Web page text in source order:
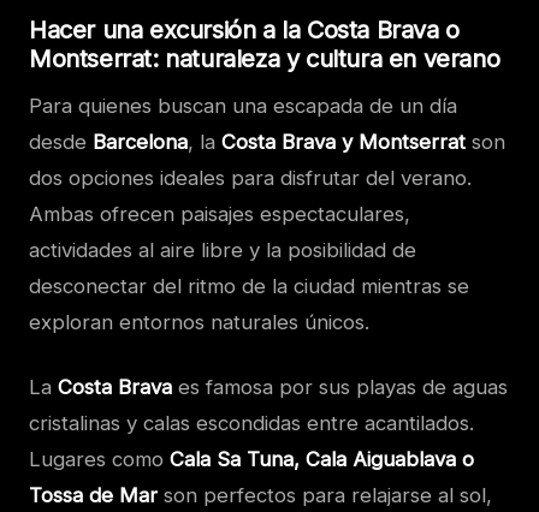
Hacer una excursión a la Costa Brava o
Montserrat: naturaleza y cultura en verano
Para quienes buscan una escapada de un día
desde Barcelona, la Costa Brava y Montserrat son
dos opciones ideales para disfrutar del verano.
Ambas ofrecen paisajes espectaculares,
actividades al aire libre y la posibilidad de
desconectar del ritmo de la ciudad mientras se
exploran entornos naturales únicos.
La Costa Brava es famosa por sus playas de aguas
cristalinas y calas escondidas entre acantilados.
Lugares como Cala Sa Tuna, Cala Aiguablava o
Tossa de Mar son perfectos para relajarse al sol,